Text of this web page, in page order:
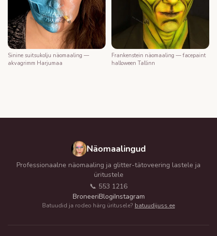
Sinine suitsukolju näomaaling —
akvagrimm Harjumaa
Frankenstein näomaaling — facepaint
halloween Tallinn
Näomaalingud
Professionaalne näomaaling ja glitter-tätoveering lastele ja
üritustele
📞 553 1216
BroneeriBlogiInstagram
Batuudid ja rodeo härg üritusele? batuudijuss.ee